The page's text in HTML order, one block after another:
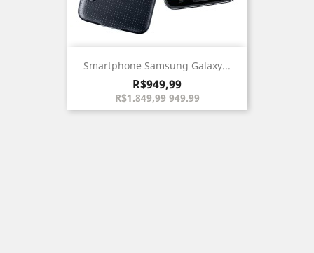
Smartphone Samsung Galaxy...
Preço
R$949,99
R$1.849,99 949.99